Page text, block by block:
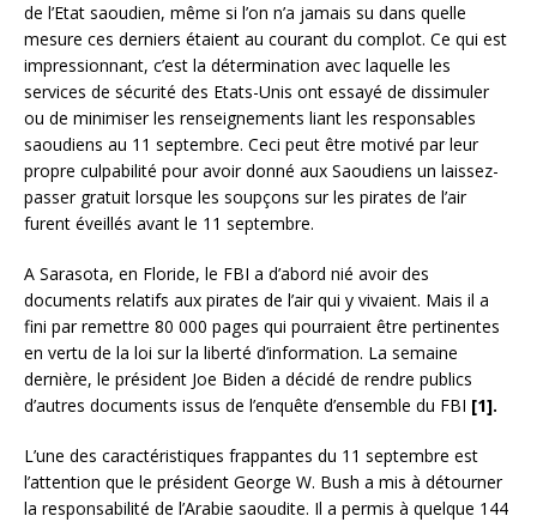
de l’Etat saoudien, même si l’on n’a jamais su dans quelle
mesure ces derniers étaient au courant du complot. Ce qui est
impressionnant, c’est la détermination avec laquelle les
services de sécurité des Etats-Unis ont essayé de dissimuler
ou de minimiser les renseignements liant les responsables
saoudiens au 11 septembre. Ceci peut être motivé par leur
propre culpabilité pour avoir donné aux Saoudiens un laissez-
passer gratuit lorsque les soupçons sur les pirates de l’air
furent éveillés avant le 11 septembre.
A Sarasota, en Floride, le FBI a d’abord nié avoir des
documents relatifs aux pirates de l’air qui y vivaient. Mais il a
fini par remettre 80 000 pages qui pourraient être pertinentes
en vertu de la loi sur la liberté d’information. La semaine
dernière, le président Joe Biden a décidé de rendre publics
d’autres documents issus de l’enquête d’ensemble du FBI [1].
L’une des caractéristiques frappantes du 11 septembre est
l’attention que le président George W. Bush a mis à détourner
la responsabilité de l’Arabie saoudite. Il a permis à quelque 144